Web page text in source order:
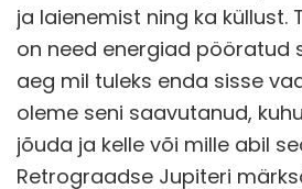
ja laienemist ning ka küllust.
on need energiad pööratud
aeg mil tuleks enda sisse
oleme seni saavutanud,
jõuda ja kelle või mille abil
Retrograadse Jupiteri